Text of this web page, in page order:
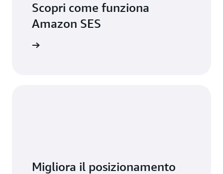
Scopri come funziona
Amazon SES
Migliora il posizionamento